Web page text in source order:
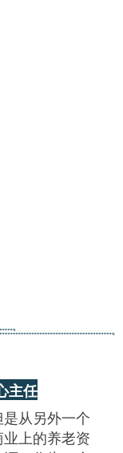
主任
从另外一个
上的养老资